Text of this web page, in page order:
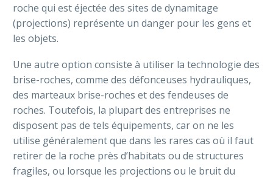
roche qui est éjectée des sites de dynamitage
(projections) représente un danger pour les gens et
les objets.
Une autre option consiste à utiliser la technologie des
brise-roches, comme des défonceuses hydrauliques,
des marteaux brise-roches et des fendeuses de
roches. Toutefois, la plupart des entreprises ne
disposent pas de tels équipements, car on ne les
utilise généralement que dans les rares cas où il faut
retirer de la roche près d’habitats ou de structures
fragiles, ou lorsque les projections ou le bruit du